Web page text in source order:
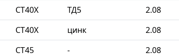
СТ40Х ТД5 2.08
СТ40Х цинк 2.08
СТ45 - 2.08